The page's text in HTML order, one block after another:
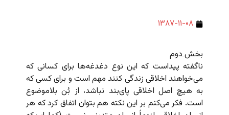
۱۳۸۷-۱۱-۰۸
بخش دوم
ناگفته پیداست که این نوع دغدغه‌ها برای کسانی که
می‌خواهند اخلاقی زندگی کنند مهم است و برای کسی که
به هیچ اصل اخلاقی پای‌بند نباشد، از بُن بلاموضوع
است. فکر می‌کنم بر این نکته هم بتوان اتفاق کرد که هر